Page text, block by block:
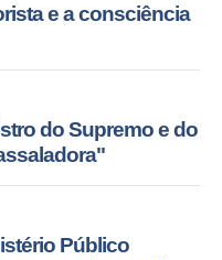
e a consciência
do Supremo e do
Público